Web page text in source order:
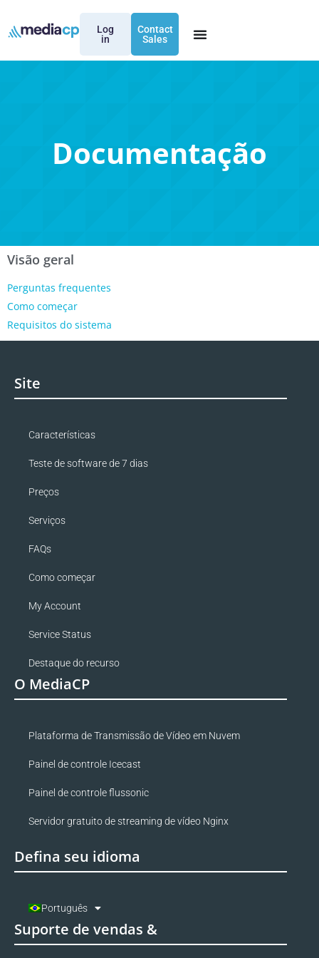
Log
in
Contact
Sales
Documentação
Visão geral
Perguntas frequentes
Como começar
Requisitos do sistema
Site
Características
Teste de software de 7 dias
Preços
Serviços
FAQs
Como começar
My Account
Service Status
Destaque do recurso
O MediaCP
Plataforma de Transmissão de Vídeo em Nuvem
Painel de controle Icecast
Painel de controle flussonic
Servidor gratuito de streaming de vídeo Nginx
Defina seu idioma
Português
Suporte de vendas &